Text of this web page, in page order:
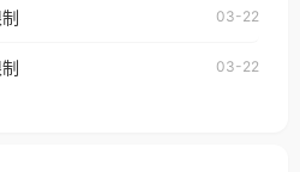
。
中国大陆地区播放。 遇到这个问题
音乐地区版权限制」的问题，无论人在
03-22
03-22